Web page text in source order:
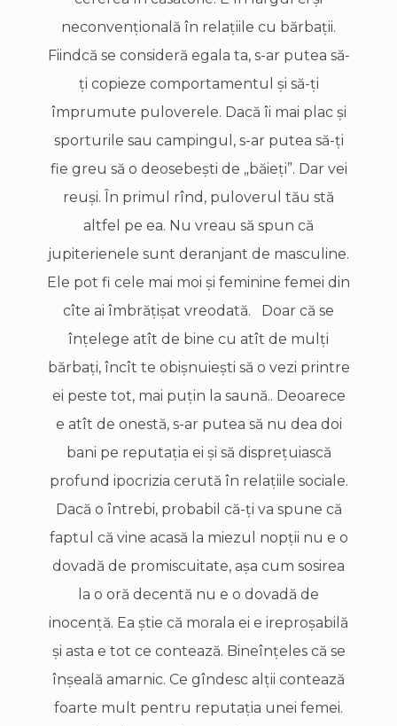
neconvenţională în relaţiile cu bărbaţii.
Fiindcă se consideră egala ta, s-ar putea să-
ţi copieze comportamentul şi să-ţi
împrumute puloverele. Dacă îi mai plac şi
sporturile sau campingul, s-ar putea să-ţi
fie greu să o deosebeşti de „băieţi”. Dar vei
reuşi. În primul rînd, puloverul tău stă
altfel pe ea. Nu vreau să spun că
jupiterienele sunt deranjant de masculine.
Ele pot fi cele mai moi şi feminine femei din
cîte ai îmbrăţişat vreodată. Doar că se
înţelege atît de bine cu atît de mulţi
bărbaţi, încît te obişnuieşti să o vezi printre
ei peste tot, mai puţin la saună.. Deoarece
e atît de onestă, s-ar putea să nu dea doi
bani pe reputaţia ei şi să dispreţuiască
profund ipocrizia cerută în relaţiile sociale.
Dacă o întrebi, probabil că-ţi va spune că
faptul că vine acasă la miezul nopţii nu e o
dovadă de promiscuitate, aşa cum sosirea
la o oră decentă nu e o dovadă de
inocenţă. Ea ştie că morala ei e ireproşabilă
şi asta e tot ce contează. Bineînţeles că se
înşeală amarnic. Ce gîndesc alţii contează
foarte mult pentru reputaţia unei femei.